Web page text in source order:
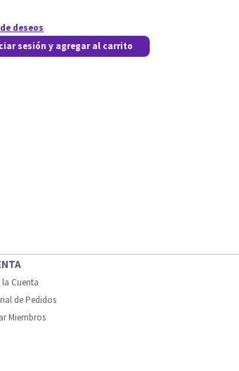
deseos
sesión y agregar al carrito
la Cuenta
de Pedidos
Miembros